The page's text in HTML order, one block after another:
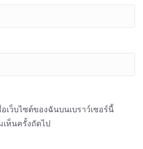
เว็บไซต์ของฉันบนเบราว์เซอร์นี้
ห็นครั้งถัดไป